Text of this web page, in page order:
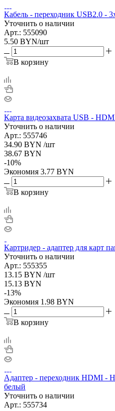
Кабель - переходник USB2.0 -
Уточнить о наличии
Арт.: 555090
5.50 BYN/шт
В корзину
Карта видеозахвата USB -
Уточнить о наличии
Арт.: 555746
34.90 BYN /шт
38.67 BYN
-10%
Экономия 3.77 BYN
В корзину
Картридер - адаптер для карт
Уточнить о наличии
Арт.: 555355
13.15 BYN /шт
15.13 BYN
-13%
Экономия 1.98 BYN
В корзину
Адаптер - переходник HDMI -
белый
Уточнить о наличии
Арт.: 555734